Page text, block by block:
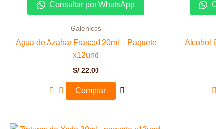
Consultar por WhatsApp
Galenicos
Agua de Azahar Frasco120ml – Paquete
x12und
S/ 22.00
Comprar
Alcohol